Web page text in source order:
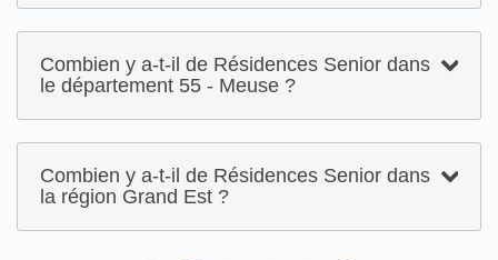
Combien y a-t-il de Résidences Senior dans
le département 55 - Meuse ?
Combien y a-t-il de Résidences Senior dans
la région Grand Est ?